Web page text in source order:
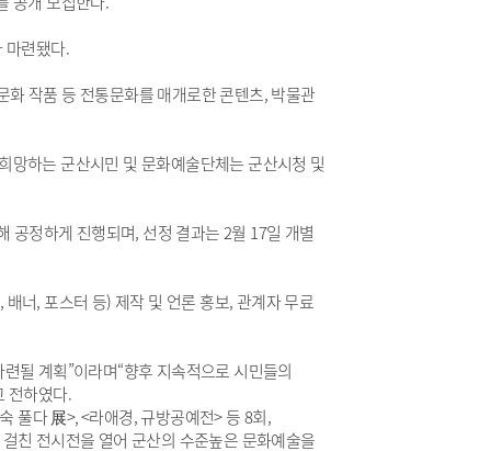
마련됐다.
작품 등 전통문화를 매개로한 콘텐츠, 박물관
망하는 군산시민 및 문화예술단체는 군산시청 및
공정하게 진행되며, 선정 결과는 2월 17일 개별
너, 포스터 등) 제작 및 언론 홍보, 관계자 무료
될 계획”이라며“향후 지속적으로 시민들의
전하였다.
풀다 展>, <라애경, 규방공예전> 등 8회,
친 전시전을 열어 군산의 수준높은 문화예술을